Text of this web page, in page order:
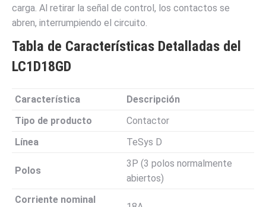
carga. Al retirar la señal de control, los contactos se
abren, interrumpiendo el circuito.
Tabla de Características Detalladas del
LC1D18GD
Característica
Descripción
Tipo de producto
Contactor
Línea
TeSys D
Polos
3P (3 polos normalmente
abiertos)
Corriente nominal